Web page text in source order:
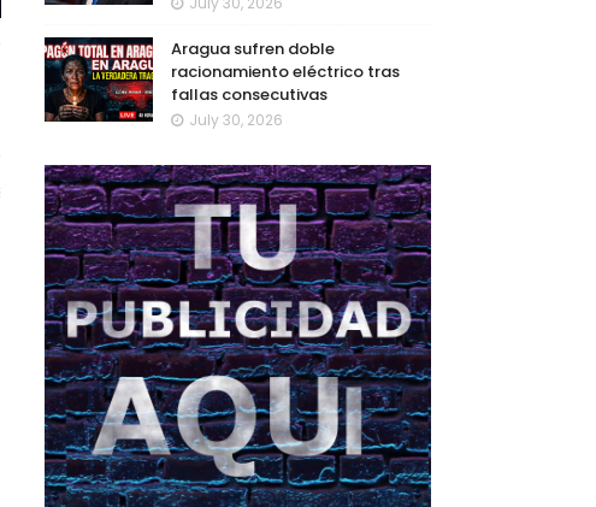
Aragua sufren doble
racionamiento eléctrico tras
fallas consecutivas
July 30, 2026